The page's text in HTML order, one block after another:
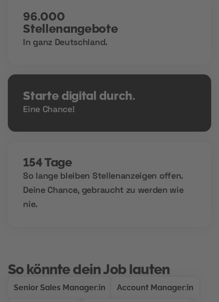
96.000
Stellenangebote
In ganz Deutschland.
Starte digital durch.
Eine Chance!
154 Tage
So lange bleiben Stellenanzeigen offen.
Deine Chance, gebraucht zu werden wie
nie.
So könnte dein Job lauten
Senior Sales Manager:in Account Manager:in